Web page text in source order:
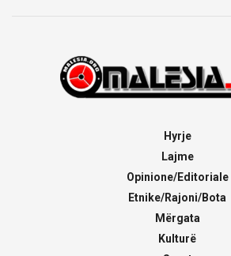
Hyrje
Lajme
Opinione/Editoriale
Etnike/Rajoni/Bota
Mërgata
Kulturë